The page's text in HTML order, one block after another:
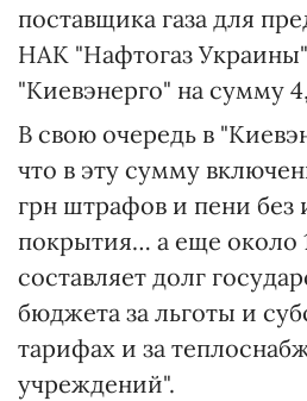
поставщика газа для
НАК "Нафтогаз Украины"
"Киевэнерго" на сумму
В свою очередь в
что в эту сумму
грн штрафов и пени без
покрытия… а еще около
составляет долг
бюджета за льготы и
тарифах и за
учреждений".